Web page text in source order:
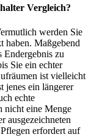
Vergleich?
werden Sie
haben. Maßgebend
zu
Sie ein echter
ist vielleicht
jenes ein längerer
echte
nicht eine Menge
ausgezeichneten
erfordert auf